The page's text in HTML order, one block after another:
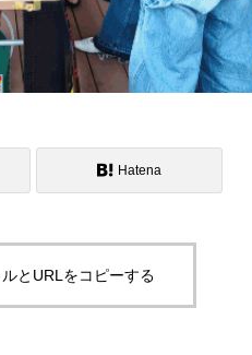
Hatena
とURLをコピーする